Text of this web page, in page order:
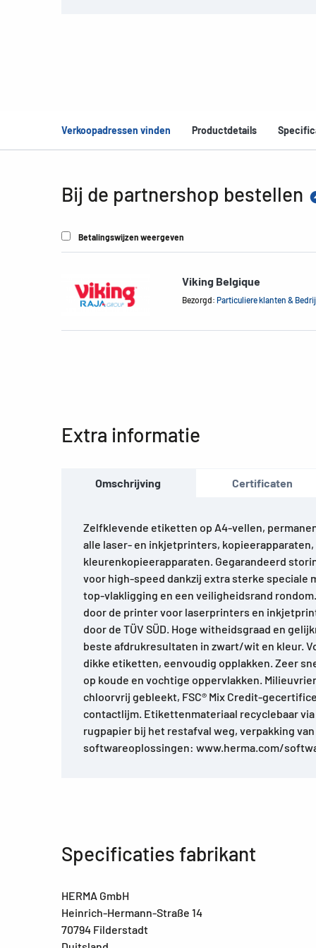
Verkoopadressen vinden Productdetails
Bij de partnershop bestellen
Betalingswijzen weergeven
Viking Belgique
Bezorgd: Particuliere klanten &
Extra informatie
Omschrijving Certificaten
Zelfklevende etiketten op A4-vellen,
alle laser- en inkjetprinters,
kleurenkopieerapparaten. Gegarandeerd
voor high-speed dankzij extra sterke speciale
top-vlakligging en een veiligheidsrand
door de printer voor laserprinters en
door de TÜV SÜD. Hoge witheidsgraad en
beste afdrukresultaten in zwart/wit en kleur.
dikke etiketten, eenvoudig opplakken. Zeer
op koude en vochtige oppervlakken.
chloorvrij gebleekt, FSC® Mix Credit-
contactlijm. Etikettenmateriaal recyclebaar
rugpapier bij het restafval weg, verpakking
softwareoplossingen: www.herma.com/
Specificaties fabrikant
HERMA GmbH
Heinrich-Hermann-Straße 14
70794 Filderstadt